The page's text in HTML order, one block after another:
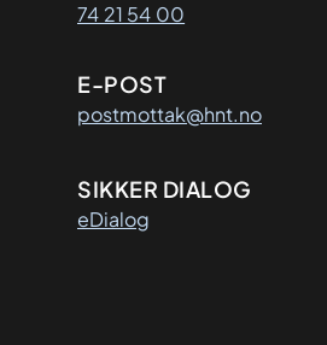
74 21 54 00
E-POST
postmottak@hnt.no
SIKKER DIALOG
eDialog